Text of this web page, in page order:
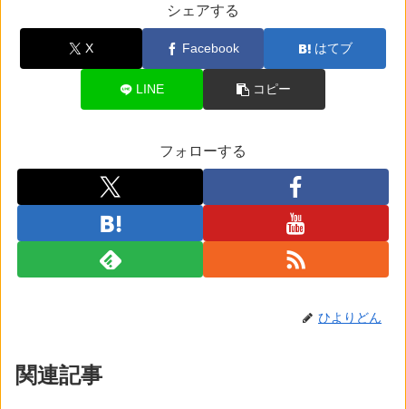
シェアする
X Facebook はてブ
LINE コピー
フォローする
ひよりどん
関連記事